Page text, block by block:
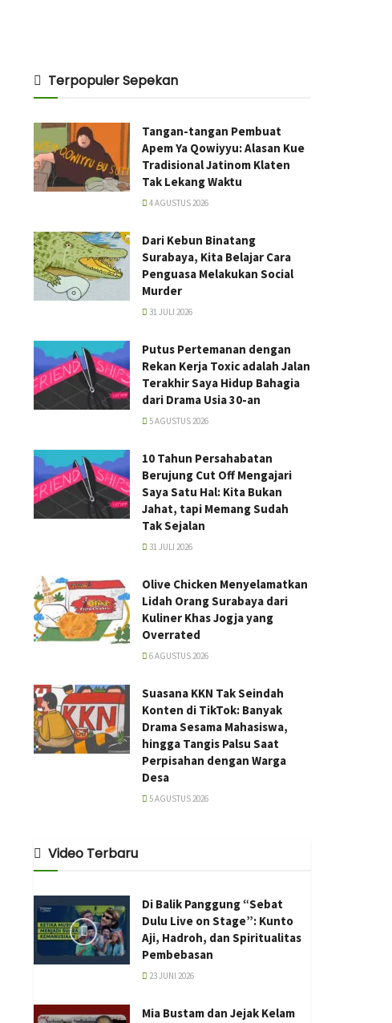
Terpopuler Sepekan
Tangan-tangan Pembuat
Apem Ya Qowiyyu: Alasan Kue
Tradisional Jatinom Klaten
Tak Lekang Waktu
4 AGUSTUS 2026
Dari Kebun Binatang
Surabaya, Kita Belajar Cara
Penguasa Melakukan Social
Murder
31 JULI 2026
Putus Pertemanan dengan
Rekan Kerja Toxic adalah Jalan
Terakhir Saya Hidup Bahagia
dari Drama Usia 30-an
5 AGUSTUS 2026
10 Tahun Persahabatan
Berujung Cut Off Mengajari
Saya Satu Hal: Kita Bukan
Jahat, tapi Memang Sudah
Tak Sejalan
31 JULI 2026
Olive Chicken Menyelamatkan
Lidah Orang Surabaya dari
Kuliner Khas Jogja yang
Overrated
6 AGUSTUS 2026
Suasana KKN Tak Seindah
Konten di TikTok: Banyak
Drama Sesama Mahasiswa,
hingga Tangis Palsu Saat
Perpisahan dengan Warga
Desa
5 AGUSTUS 2026
Video Terbaru
Di Balik Panggung “Sebat
Dulu Live on Stage”: Kunto
Aji, Hadroh, dan Spiritualitas
Pembebasan
23 JUNI 2026
Mia Bustam dan Jejak Kelam